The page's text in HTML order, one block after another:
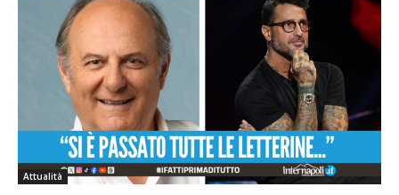
Attualità